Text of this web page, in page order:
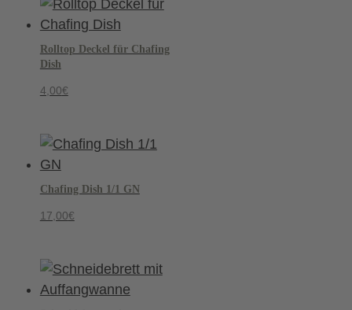
Rolltop Deckel für Chafing
Dish
4,00€
Chafing Dish 1/1 GN
17,00€